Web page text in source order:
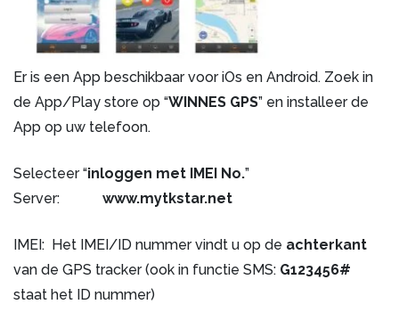
Er is een App beschikbaar voor iOs en Android. Zoek in
de App/Play store op “WINNES GPS” en installeer de
App op uw telefoon.
Selecteer “inloggen met IMEI No.”
Server: www.mytkstar.net
IMEI: Het IMEI/ID nummer vindt u op de achterkant
van de GPS tracker (ook in functie SMS: G123456#
staat het ID nummer)